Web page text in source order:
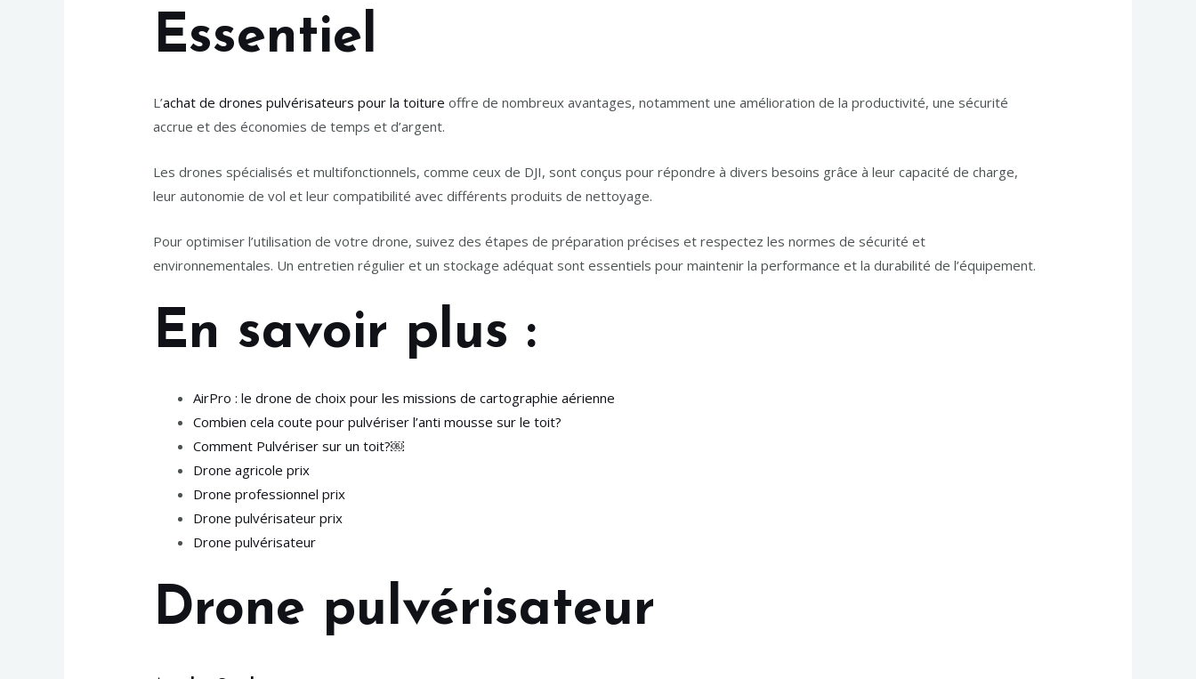
Essentiel
L’achat de drones pulvérisateurs pour la toiture offre de nombreux avantages, notamment une amélioration de la productivité, une sécurité
accrue et des économies de temps et d’argent.
Les drones spécialisés et multifonctionnels, comme ceux de DJI, sont conçus pour répondre à divers besoins grâce à leur capacité de charge,
leur autonomie de vol et leur compatibilité avec différents produits de nettoyage.
Pour optimiser l’utilisation de votre drone, suivez des étapes de préparation précises et respectez les normes de sécurité et
environnementales. Un entretien régulier et un stockage adéquat sont essentiels pour maintenir la performance et la durabilité de l’équipement.
En savoir plus :
AirPro : le drone de choix pour les missions de cartographie aérienne
Combien cela coute pour pulvériser l’anti mousse sur le toit?
Comment Pulvériser sur un toit?￼
Drone agricole prix
Drone professionnel prix
Drone pulvérisateur prix
Drone pulvérisateur
Drone pulvérisateur